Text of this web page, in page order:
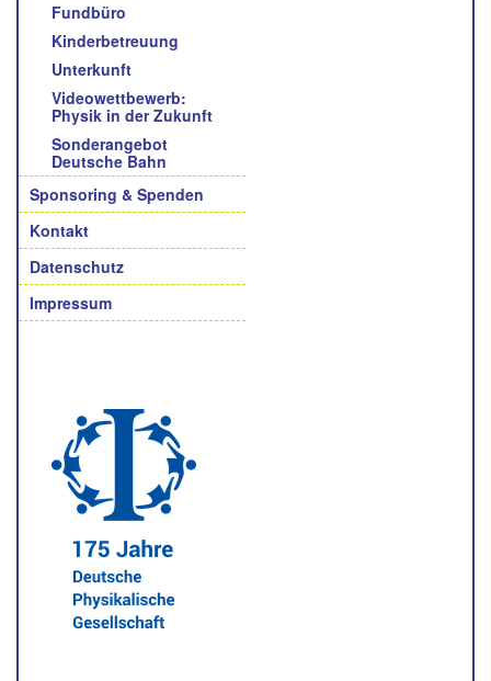
Fundbüro
Kinderbetreuung
Unterkunft
Videowettbewerb:
Physik in der Zukunft
Sonderangebot
Deutsche Bahn
Sponsoring & Spenden
Kontakt
Datenschutz
Impressum